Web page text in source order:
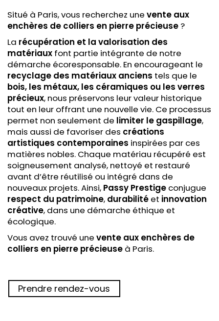
Situé à Paris, vous recherchez une vente aux
enchères de colliers en pierre précieuse ?
La récupération et la valorisation des
matériaux font partie intégrante de notre
démarche écoresponsable. En encourageant le
recyclage des matériaux anciens tels que le
bois, les métaux, les céramiques ou les verres
précieux, nous préservons leur valeur historique
tout en leur offrant une nouvelle vie. Ce processus
permet non seulement de limiter le gaspillage,
mais aussi de favoriser des créations
artistiques contemporaines inspirées par ces
matières nobles. Chaque matériau récupéré est
soigneusement analysé, nettoyé et restauré
avant d’être réutilisé ou intégré dans de
nouveaux projets. Ainsi, Passy Prestige conjugue
respect du patrimoine, durabilité et innovation
créative, dans une démarche éthique et
écologique.
Vous avez trouvé une vente aux enchères de
colliers en pierre précieuse à Paris.
Prendre rendez-vous